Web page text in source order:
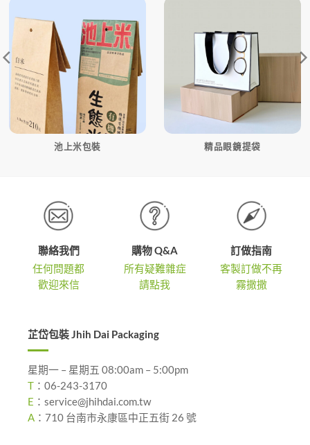
池上米包裝 精品眼鏡提袋
聯絡我們
任何問題都
歡迎來信
購物 Q&A
所有疑難雜症
請點我
訂做指南
客製訂做不再
霧撒撒
芷岱包裝 Jhih Dai Packaging
星期一 – 星期五 08:00am – 5:00pm
T ： 06-243-3170
E ： service@jhihdai.com.tw
A ： 710 台南市永康區中正五街 26 號